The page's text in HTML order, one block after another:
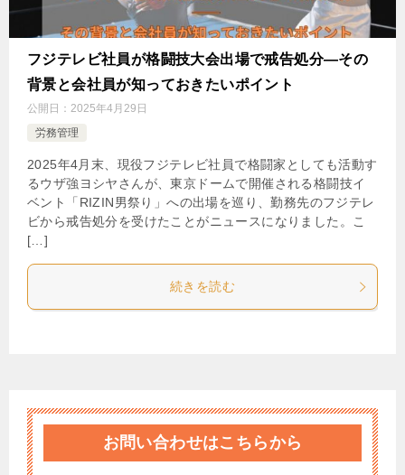
フジテレビ社員が格闘技大会出場で戒告処分―その
背景と会社員が知っておきたいポイント
公開日： 2025年4月29日
労務管理
2025年4月末、現役フジテレビ社員で格闘家としても活動す
るウザ強ヨシヤさんが、東京ドームで開催される格闘技イ
ベント「RIZIN男祭り」への出場を巡り、勤務先のフジテレ
ビから戒告処分を受けたことがニュースになりました。こ
[…]
続きを読む
お問い合わせはこちらから